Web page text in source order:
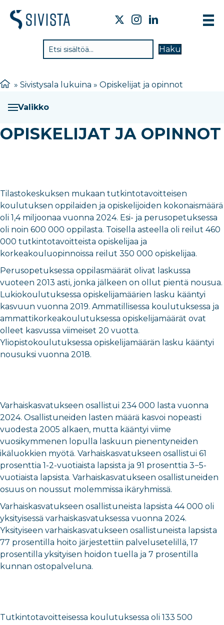
Haku
» Sivistysala lukuina » Opiskelijat ja opinnot
Valikko
OPISKELIJAT JA OPINNOT
Tilastokeskuksen mukaan tutkintotavoitteisen
koulutuksen oppilaiden ja opiskelijoiden kokonaismäärä
oli 1,4 miljoonaa vuonna 2024. Esi- ja perusopetuksessa
oli noin 600 000 oppilasta. Toisella asteella oli reilut 460
000 tutkintotavoitteista opiskelijaa ja
korkeakouluopinnoissa reilut 350 000 opiskelijaa.
Perusopetuksessa oppilasmäärät olivat laskussa
vuoteen 2013 asti, jonka jälkeen on ollut pientä nousua.
Lukiokoulutuksessa opiskelijamäärien lasku kääntyi
kasvuun vuonna 2019. Ammatillisessa koulutuksessa ja
ammattikorkeakoulutuksessa opiskelijamäärät ovat
olleet kasvussa viimeiset 20 vuotta.
Yliopistokoulutuksessa opiskelijamäärän lasku kääntyi
nousuksi vuonna 2018.
Varhaiskasvatukseen osallistui 234 000 lasta vuonna
2024. Osallistuneiden lasten määrä kasvoi nopeasti
vuodesta 2005 alkaen, mutta kääntyi viime
vuosikymmenen lopulla laskuun pienentyneiden
ikäluokkien myötä. Varhaiskasvatukseen osallistui 61
prosenttia 1-2-vuotiaista lapsista ja 91 prosenttia 3−5-
vuotiaista lapsista. Varhaiskasvatukseen osallistuneiden
osuus on noussut molemmissa ikäryhmissä.
Varhaiskasvatukseen osallistuneista lapsista 44 000 oli
yksityisessä varhaiskasvatuksessa vuonna 2024.
Yksityiseen varhaiskasvatukseen osallistuneista lapsista
77 prosentilla hoito järjestettiin palvelusetelillä, 17
prosentilla yksityisen hoidon tuella ja 7 prosentilla
kunnan ostopalveluna.
Tutkintotavoitteisessa koulutuksessa oli 133 500